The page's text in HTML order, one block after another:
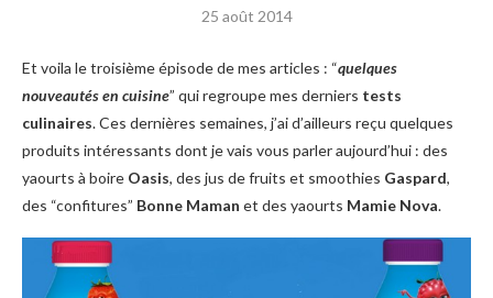
25 août 2014
Et voila le troisième épisode de mes articles : “quelques
nouveautés en cuisine” qui regroupe mes derniers tests
culinaires. Ces dernières semaines, j’ai d’ailleurs reçu quelques
produits intéressants dont je vais vous parler aujourd’hui : des
yaourts à boire Oasis, des jus de fruits et smoothies Gaspard,
des “confitures” Bonne Maman et des yaourts Mamie Nova.